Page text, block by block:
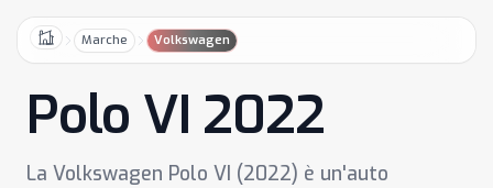
HomeMarche Volkswagen
Polo VI 2022
La Volkswagen Polo VI (2022) è un'auto